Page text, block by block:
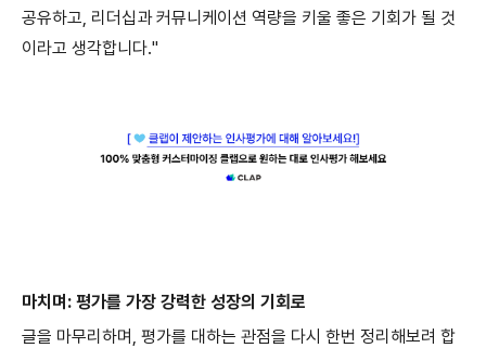
공유하고, 리더십과 커뮤니케이션 역량을 키울 좋은 기회가 될 것
이라고 생각합니다."
마치며: 평가를 가장 강력한 성장의 기회로
글을 마무리하며, 평가를 대하는 관점을 다시 한번 정리해보려 합